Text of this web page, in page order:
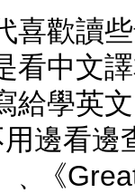
喜歡讀
看中文
給學英
邊看
﹑《